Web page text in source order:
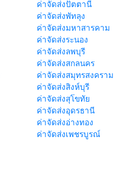
ค่าจัดส่งปัตตานี
ค่าจัดส่งพัทลุง
ค่าจัดส่งมหาสารคาม
ค่าจัดส่งระนอง
ค่าจัดส่งลพบุรี
ค่าจัดส่งสกลนคร
ค่าจัดส่งสมุทรสงคราม
ค่าจัดส่งสิงห์บุรี
ค่าจัดส่งสุโขทัย
ค่าจัดส่งอุดรธานี
ค่าจัดส่งอ่างทอง
ค่าจัดส่งเพชรบูรณ์